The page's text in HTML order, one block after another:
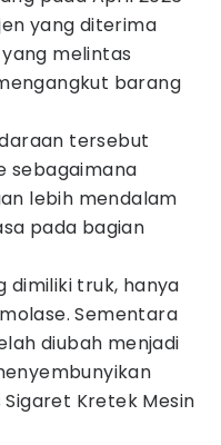
yang diterima
melintas
barang
tersebut
sebagaimana
lebih mendalam
pada bagian
dimiliki truk, hanya
Sementara
diubah menjadi
Kretek Mesin